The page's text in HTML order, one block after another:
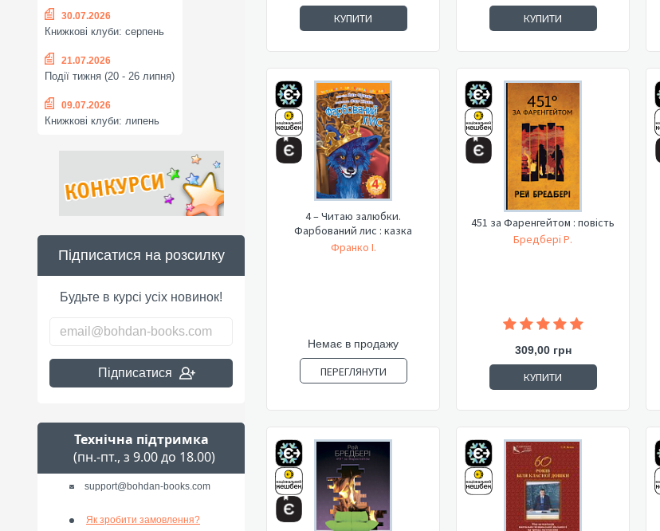
30.07.2026
Книжкові клуби: серпень
21.07.2026
Події тижня (20 - 26 липня)
09.07.2026
Книжкові клуби: липень
Підписатися на розсилку
Будьте в курсі усіх новинок!
Підписатися
Технічна підтримка
(пн.-пт., з 9.00 до 18.00)
support@bohdan-books.com
Як зробити замовлення?
КУПИТИ КУПИТИ
4 – Читаю залюбки.
Фарбований лис : казка
Франко І.
Немає в продажу
ПЕРЕГЛЯНУТИ
451 за Фаренгейтом : повість
Бредбері Р.
309,00 грн
КУПИТИ